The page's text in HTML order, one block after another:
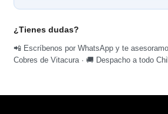
¿Tienes dudas?
📲 Escríbenos por WhatsApp y te
Cobres de Vitacura · 🚚 Despacho a todo